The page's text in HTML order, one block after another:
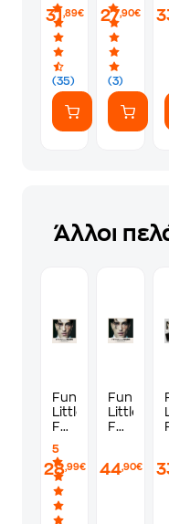
(35)
31 ,89€
(3)
27,90€
Άλλοι
Funny
Little
Fears
Red)
5
28,99€
Funny
Little
Fears
44,90€